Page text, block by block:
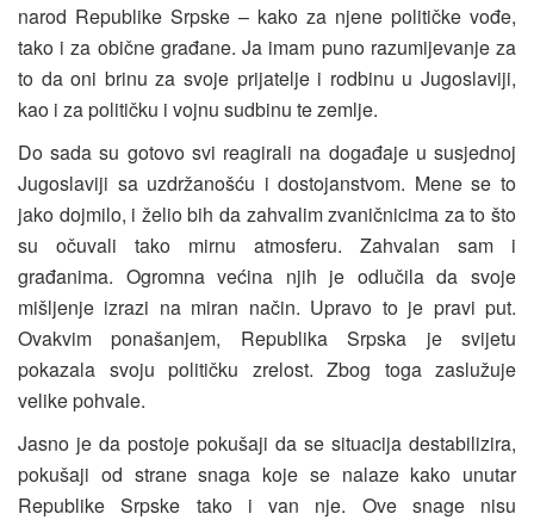
narod Republike Srpske – kako za njene političke vođe,
tako i za obične građane. Ja imam puno razumijevanje za
to da oni brinu za svoje prijatelje i rodbinu u Jugoslaviji,
kao i za političku i vojnu sudbinu te zemlje.
Do sada su gotovo svi reagirali na događaje u susjednoj
Jugoslaviji sa uzdržanošću i dostojanstvom. Mene se to
jako dojmilo, i želio bih da zahvalim zvaničnicima za to što
su očuvali tako mirnu atmosferu. Zahvalan sam i
građanima. Ogromna većina njih je odlučila da svoje
mišljenje izrazi na miran način. Upravo to je pravi put.
Ovakvim ponašanjem, Republika Srpska je svijetu
pokazala svoju političku zrelost. Zbog toga zaslužuje
velike pohvale.
Jasno je da postoje pokušaji da se situacija destabilizira,
pokušaji od strane snaga koje se nalaze kako unutar
Republike Srpske tako i van nje. Ove snage nisu